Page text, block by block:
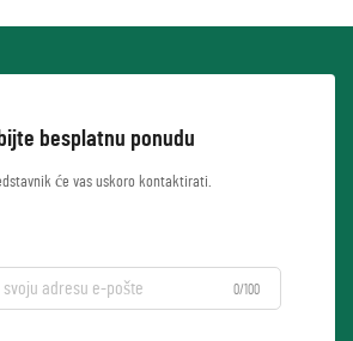
besplatnu ponudu
će vas uskoro kontaktirati.
0/100